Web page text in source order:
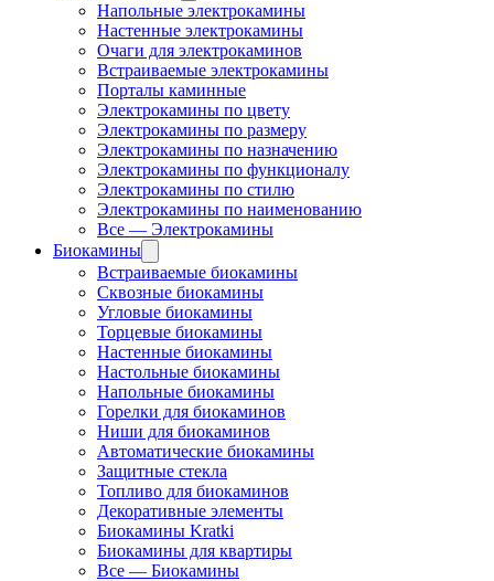
Напольные электрокамины
Настенные электрокамины
Очаги для электрокаминов
Встраиваемые электрокамины
Порталы каминные
Электрокамины по цвету
Электрокамины по размеру
Электрокамины по назначению
Электрокамины по функционалу
Электрокамины по стилю
Электрокамины по наименованию
Все — Электрокамины
Биокамины
Встраиваемые биокамины
Сквозные биокамины
Угловые биокамины
Торцевые биокамины
Настенные биокамины
Настольные биокамины
Напольные биокамины
Горелки для биокаминов
Ниши для биокаминов
Автоматические биокамины
Защитные стекла
Топливо для биокаминов
Декоративные элементы
Биокамины Kratki
Биокамины для квартиры
Все — Биокамины